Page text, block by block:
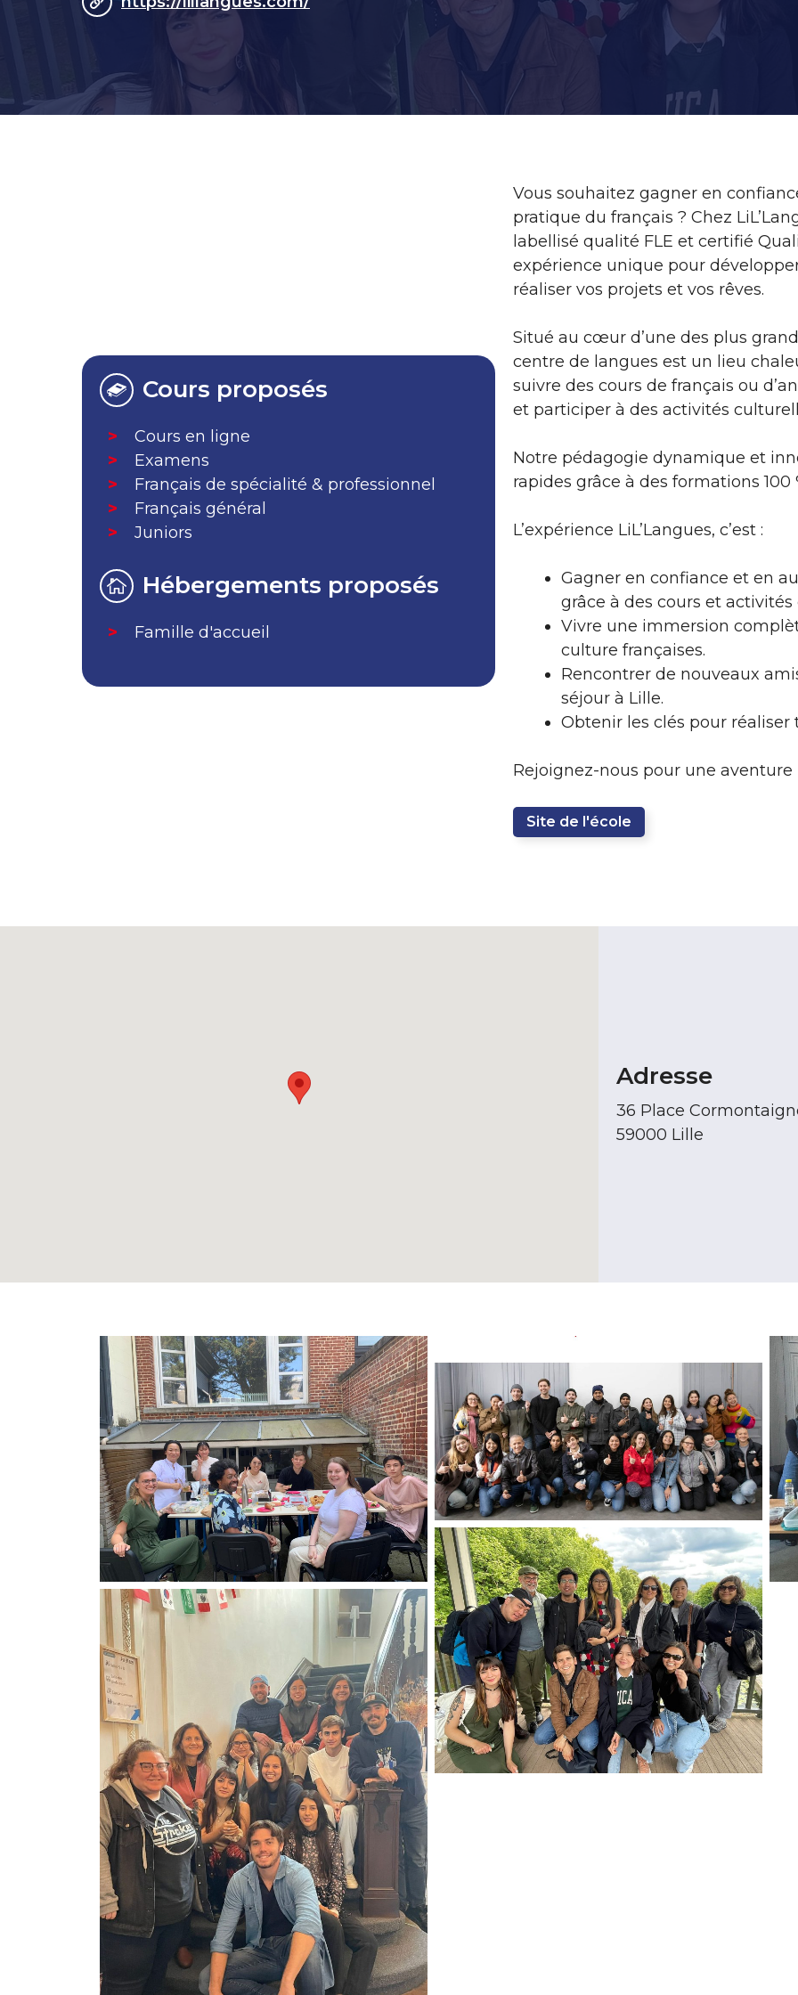
Cours proposés
Cours en ligne
Examens
Français de spécialité & professionnel
Français général
Juniors
Hébergements proposés
Famille d'accueil
Vous souhaitez gagner en
pratique du français ? Chez
labellisé qualité FLE et certifié
expérience unique pour
réaliser vos projets et vos rêves.
Situé au cœur d’une des plus
centre de langues est un lieu
suivre des cours de français ou
et participer à des activités
Notre pédagogie dynamique et
rapides grâce à des formations 100
L’expérience LiL’Langues, c’est :
Gagner en confiance et en
grâce à des cours et
Vivre une immersion
culture françaises.
Rencontrer de nouveaux
séjour à Lille.
Obtenir les clés pour réaliser
Rejoignez-nous pour une aventure
Site de l'école
Adresse
36 Place
59000 Lille